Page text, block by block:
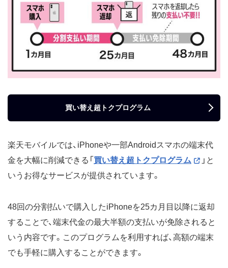
買い替え超トクプログラム
楽天モバイルでは、iPhoneや一部Androidスマホの端末代
金を大幅に削減できる「 買い替え超トクプログラム
」と
いうお得なサービスが提供されています。
48回の分割払いで購入したiPhoneを25カ月目以降に返却
することで、端末代金の最大半額の支払いが免除されると
いう内容です。このプログラムを利用すれば、高額の端末
でも手軽に購入することができます。